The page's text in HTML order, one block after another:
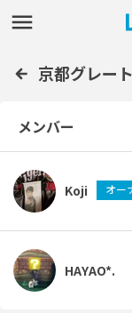
京都グレー
メンバー
Koji オー
HAYAO*.